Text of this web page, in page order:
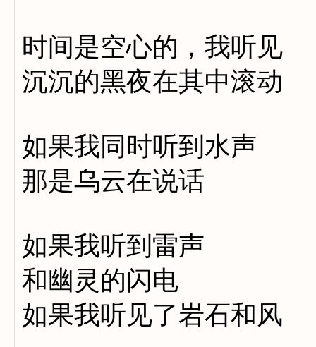
时间是空心的，我听见
沉沉的黑夜在其中滚动
如果我同时听到水声
那是乌云在说话
如果我听到雷声
和幽灵的闪电
如果我听见了岩石和风